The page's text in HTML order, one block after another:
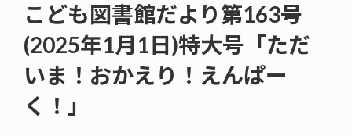
こども図書館だより第163号
(2025年1月1日)特大号「ただ
いま！おかえり！えんぱー
く！」